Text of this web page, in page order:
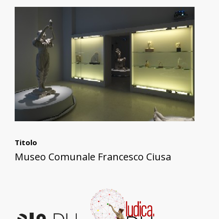
Titolo
Museo Comunale Francesco Ciusa